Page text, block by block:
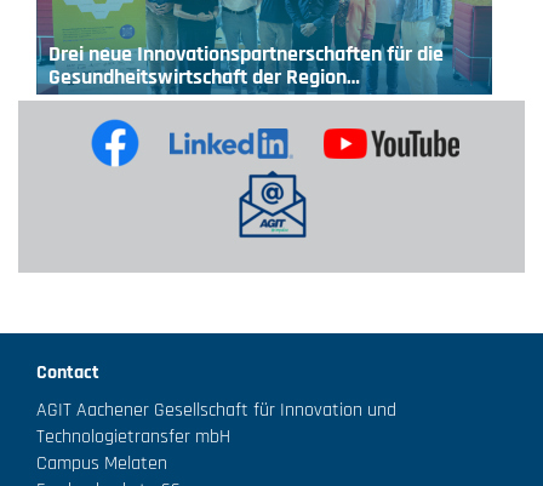
Drei neue Innovationspartnerschaften für die
Gesundheitswirtschaft der Region…
Contact
AGIT Aachener Gesellschaft für Innovation und
Technologietransfer mbH
Campus Melaten